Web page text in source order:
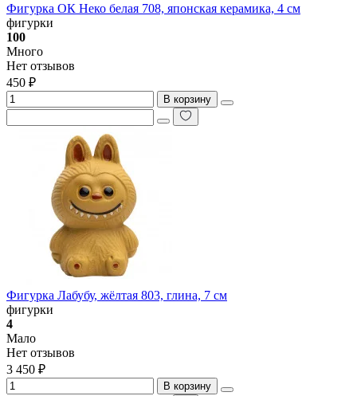
Фигурка ОК Неко белая 708, японская керамика, 4 см
фигурки
100
Много
Нет отзывов
450 ₽
В корзину
Фигурка Лабубу, жёлтая 803, глина, 7 см
фигурки
4
Мало
Нет отзывов
3 450 ₽
В корзину